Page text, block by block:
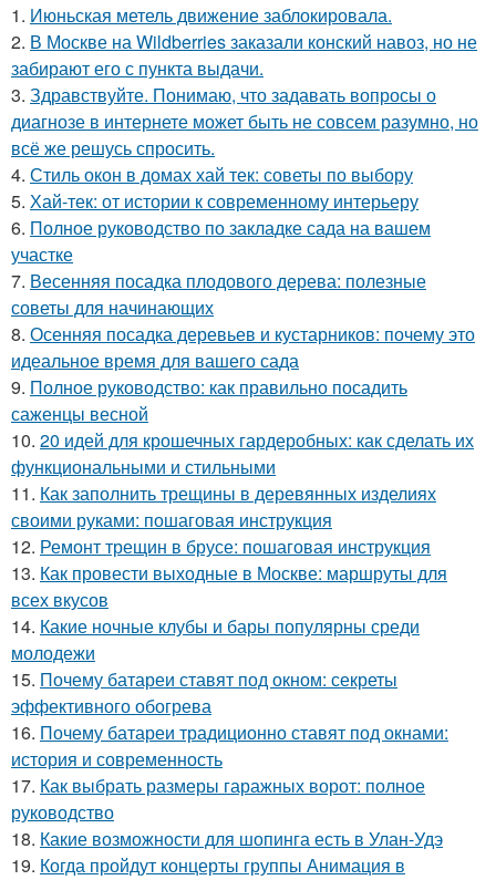
1. Июньская метель движение заблокировала.
2. В Москве на Wildberries заказали конский навоз, но не
забирают его с пункта выдачи.
3. Здравствуйте. Понимаю, что задавать вопросы о
диагнозе в интернете может быть не совсем разумно, но
всё же решусь спросить.
4. Стиль окон в домах хай тек: советы по выбору
5. Хай-тек: от истории к современному интерьеру
6. Полное руководство по закладке сада на вашем
участке
7. Весенняя посадка плодового дерева: полезные
советы для начинающих
8. Осенняя посадка деревьев и кустарников: почему это
идеальное время для вашего сада
9. Полное руководство: как правильно посадить
саженцы весной
10. 20 идей для крошечных гардеробных: как сделать их
функциональными и стильными
11. Как заполнить трещины в деревянных изделиях
своими руками: пошаговая инструкция
12. Ремонт трещин в брусе: пошаговая инструкция
13. Как провести выходные в Москве: маршруты для
всех вкусов
14. Какие ночные клубы и бары популярны среди
молодежи
15. Почему батареи ставят под окном: секреты
эффективного обогрева
16. Почему батареи традиционно ставят под окнами:
история и современность
17. Как выбрать размеры гаражных ворот: полное
руководство
18. Какие возможности для шопинга есть в Улан-Удэ
19. Когда пройдут концерты группы Анимация в